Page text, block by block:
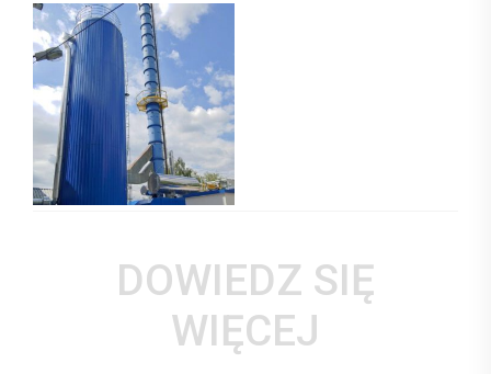
DOWIEDZ SIĘ
WIĘCEJ